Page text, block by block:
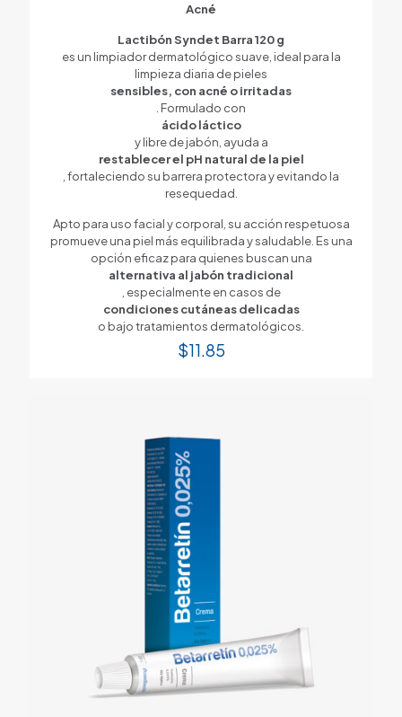
Acné
Lactibón Syndet Barra 120 g
es un limpiador dermatológico suave, ideal para la
limpieza diaria de pieles
sensibles, con acné o irritadas
. Formulado con
ácido láctico
y libre de jabón, ayuda a
restablecer el pH natural de la piel
, fortaleciendo su barrera protectora y evitando la
resequedad.
Apto para uso facial y corporal, su acción respetuosa
promueve una piel más equilibrada y saludable. Es una
opción eficaz para quienes buscan una
alternativa al jabón tradicional
, especialmente en casos de
condiciones cutáneas delicadas
o bajo tratamientos dermatológicos.
$11.85